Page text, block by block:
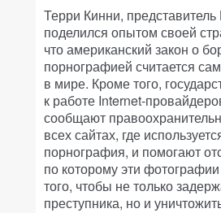
Терри Кинни,
поделился опытом своей
что американский закон о
порнографией считается
в мире. Кроме того,
к работе Internet-
сообщают
всех сайтах, где
порнография, и помогают
по которому эти
того, чтобы не только
преступника, но и